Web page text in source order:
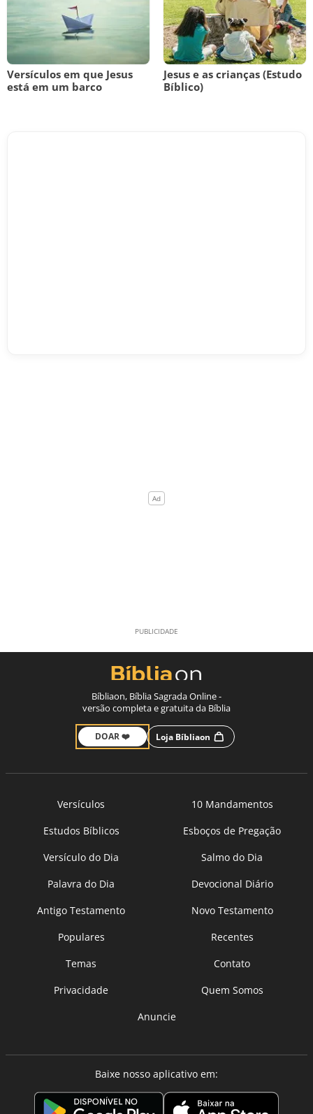
Versículos em que Jesus
está em um barco
Jesus e as crianças (Estudo
Bíblico)
Bíbliaon, Bíblia Sagrada Online -
versão completa e gratuita da Bíblia
DOAR ❤️ Loja Bíbliaon
Versículos
10 Mandamentos
Estudos Bíblicos
Esboços de Pregação
Versículo do Dia
Salmo do Dia
Palavra do Dia
Devocional Diário
Antigo Testamento
Novo Testamento
Populares
Recentes
Temas
Contato
Privacidade
Quem Somos
Anuncie
Baixe nosso aplicativo em: